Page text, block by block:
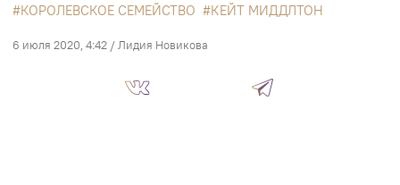
КОРОЛЕВСКОЕ СЕМЕЙСТВО КЕЙТ МИДДЛТОН
6 июля 2020, 4:42 / Лидия Новикова